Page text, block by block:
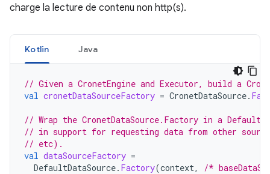
charge la lecture de contenu non http(s).
Kotlin Java
// Given a CronetEngine and Executor, build a
val cronetDataSourceFactory = CronetDataSource.
// Wrap the CronetDataSource.Factory in a
// in support for requesting data from other
// etc).
val dataSourceFactory =
DefaultDataSource. Factory(context, /*